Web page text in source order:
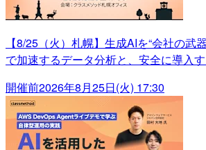
【8/25（火）札幌】生成AIを“会社の武
で加速するデータ分析と、安全に導入
開催前2026年8月25日(火) 17:30